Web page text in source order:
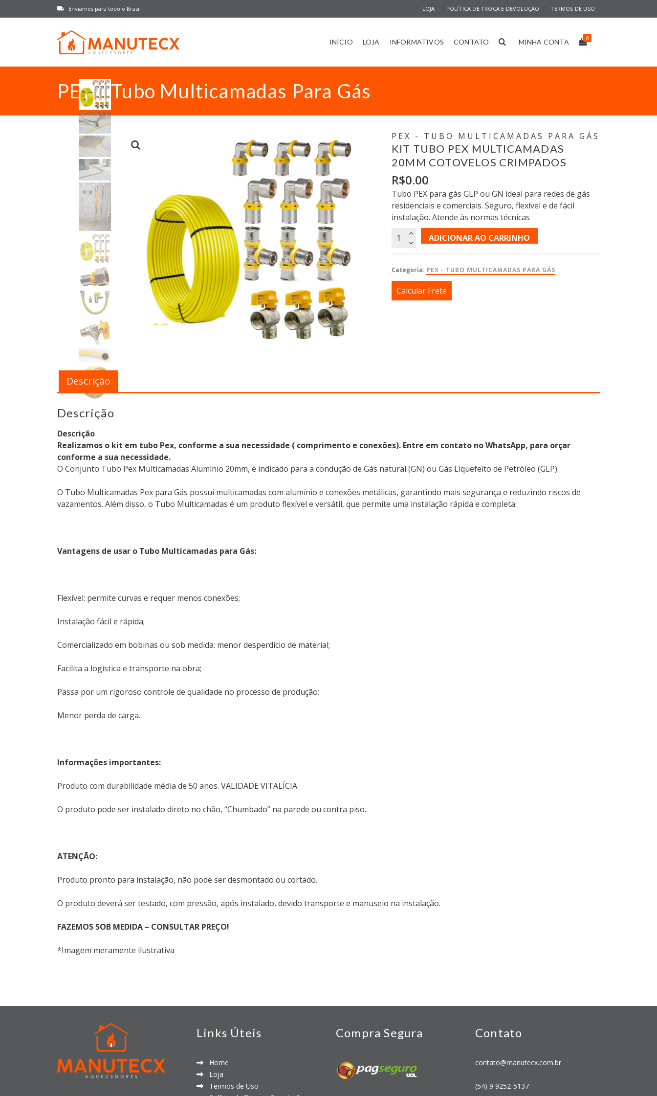
Enviamos para todo o Brasil LOJA POLÍTICA DE TROCA E DEVOLUÇÃO TERMOS DE USO
INÍCIO LOJA INFORMATIVOS CONTATO MINHA CONTA 0
PEX - Tubo Multicamadas Para Gás
PEX - TUBO MULTICAMADAS PARA GÁS
KIT TUBO PEX MULTICAMADAS
20MM COTOVELOS CRIMPADOS
R$0.00
Tubo PEX para gás GLP ou GN ideal para redes de gás
residenciais e comerciais. Seguro, flexível e de fácil
instalação. Atende às normas técnicas
ADICIONAR AO CARRINHO
Categoria: PEX - TUBO MULTICAMADAS PARA GÁS
Calcular Frete
Descrição
Descrição
Descrição
Realizamos o kit em tubo Pex, conforme a sua necessidade ( comprimento e conexões). Entre em contato no WhatsApp, para orçar
conforme a sua necessidade.
O Conjunto Tubo Pex Multicamadas Alumínio 20mm, é indicado para a condução de Gás natural (GN) ou Gás Liquefeito de Petróleo (GLP).
O Tubo Multicamadas Pex para Gás possui multicamadas com alumínio e conexões metálicas, garantindo mais segurança e reduzindo riscos de
vazamentos. Além disso, o Tubo Multicamadas é um produto flexível e versátil, que permite uma instalação rápida e completa.
Vantagens de usar o Tubo Multicamadas para Gás:
Flexível: permite curvas e requer menos conexões;
Instalação fácil e rápida;
Comercializado em bobinas ou sob medida: menor desperdício de material;
Facilita a logística e transporte na obra;
Passa por um rigoroso controle de qualidade no processo de produção;
Menor perda de carga.
Informações importantes:
Produto com durabilidade média de 50 anos. VALIDADE VITALÍCIA.
O produto pode ser instalado direto no chão, “Chumbado” na parede ou contra piso.
ATENÇÃO:
Produto pronto para instalação, não pode ser desmontado ou cortado.
O produto deverá ser testado, com pressão, após instalado, devido transporte e manuseio na instalação.
FAZEMOS SOB MEDIDA – CONSULTAR PREÇO!
*Imagem meramente ilustrativa
Links Úteis
Home
Loja
Termos de Uso
Compra Segura Contato
contato@manutecx.com.br
(54) 9 9252-5137